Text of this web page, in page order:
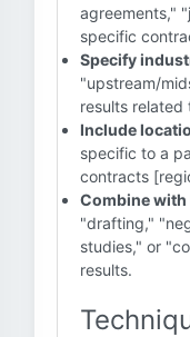
agreements,"
specific
Specify
"upstream/
results related
Include
specific to a
contracts
Combine with
"drafting,"
studies," or
results.